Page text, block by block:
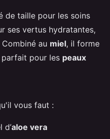
de taille pour les soins
ses vertus hydratantes,
au miel, il forme
pour les peaux
vous faut :
d’aloe vera